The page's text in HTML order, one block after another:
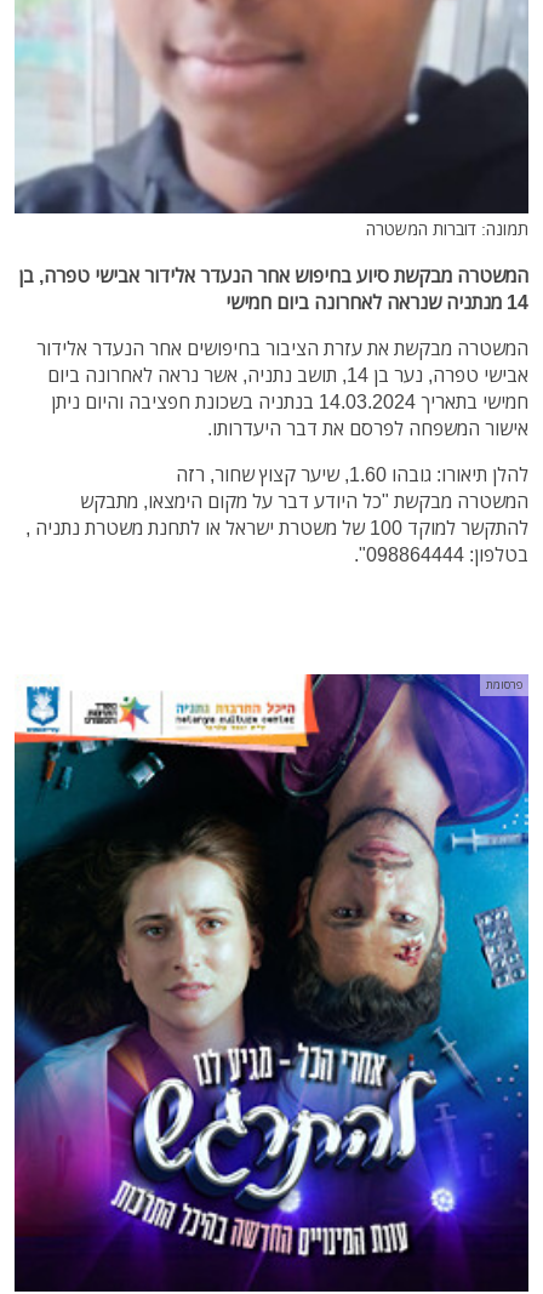
תמונה: דוברות המשטרה
המשטרה מבקשת סיוע בחיפוש אחר הנעדר אלידור אבישי טפרה, בן
14 מנתניה שנראה לאחרונה ביום חמישי
המשטרה מבקשת את עזרת הציבור בחיפושים אחר הנעדר אלידור
אבישי טפרה, נער בן 14, תושב נתניה, אשר נראה לאחרונה ביום
חמישי בתאריך 14.03.2024 בנתניה בשכונת חפציבה והיום ניתן
אישור המשפחה לפרסם את דבר היעדרותו.
להלן תיאורו: גובהו 1.60, שיער קצוץ שחור, רזה
המשטרה מבקשת "כל היודע דבר על מקום הימצאו, מתבקש
להתקשר למוקד 100 של משטרת ישראל או לתחנת משטרת נתניה ,
בטלפון: 098864444".
פרסומת